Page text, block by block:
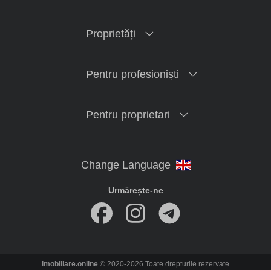
Proprietăți
Pentru profesioniști
Pentru proprietari
Urmărește-ne
imobiliare.online © 2020-2026 Toate drepturile rezervate